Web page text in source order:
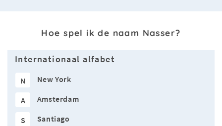
Hoe spel ik de naam Nasser?
Internationaal alfabet
N New York
A Amsterdam
S Santiago